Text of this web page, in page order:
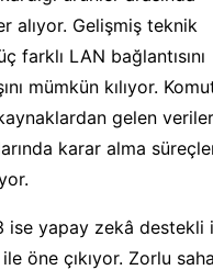
alıyor. Gelişmiş teknik
farklı LAN bağlantısını
mümkün kılıyor.
gelen
karar alma
ise yapay zekâ destekli
öne çıkıyor. Zorlu saha